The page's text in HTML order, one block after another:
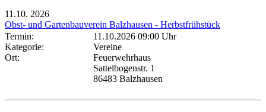
11.10. 2026
Obst- und Gartenbauverein Balzhausen - Herbstfrühstück
Termin:
11.10.2026 09:00 Uhr
Kategorie:
Vereine
Ort:
Feuerwehrhaus
Sattelbogenstr. 1
86483 Balzhausen